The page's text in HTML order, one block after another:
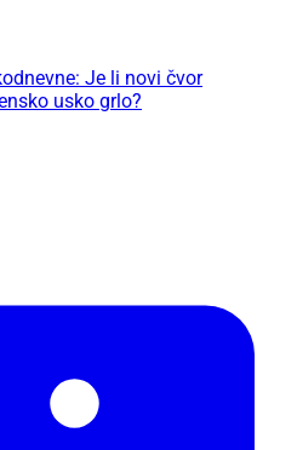
Je li novi čvor
usko grlo?